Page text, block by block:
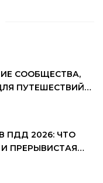
СООБЩЕСТВА,
ПУТЕШЕСТВИЙ
ПДД 2026: ЧТО
ПРЕРЫВИСТАЯ